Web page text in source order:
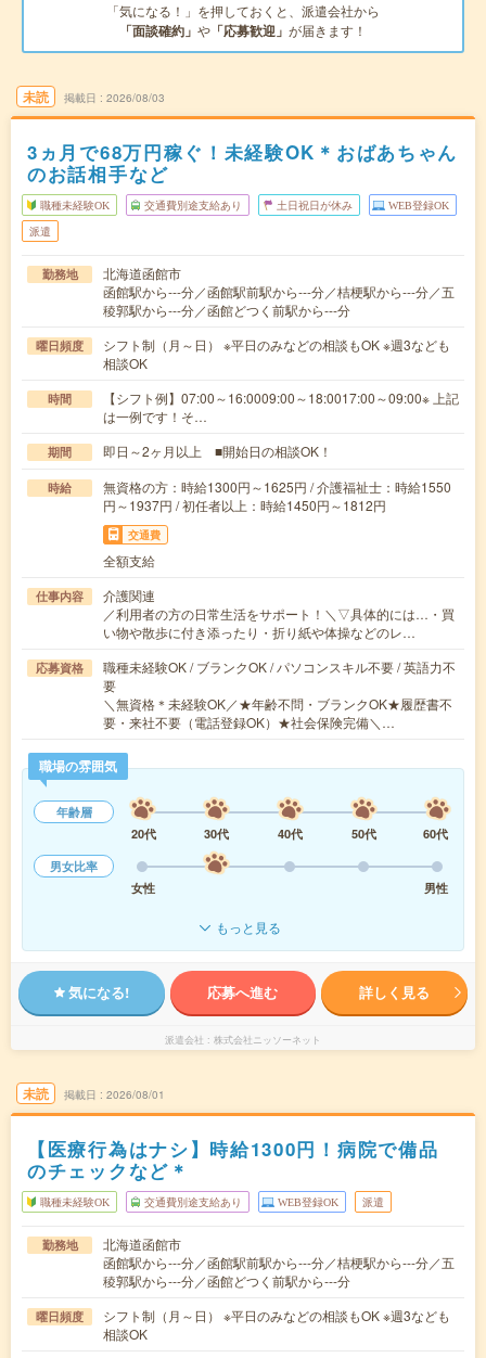
「気になる！」を押しておくと、派遣会社から
「面談確約」 や 「応募歓迎」 が届きます！
未読 掲載日 2026/08/03
3ヵ月で68万円稼ぐ！未経験OK＊おばあちゃん
のお話相手など
職種未経験OK 交通費別途支給あり 土日祝日が休み WEB登録OK
派遣
勤務地
北海道函館市
函館駅から---分／函館駅前駅から---分／桔梗駅から---分／五
稜郭駅から---分／函館どつく前駅から---分
曜日頻度
シフト制（月～日） ※平日のみなどの相談もOK ※週3なども
相談OK
時間
【シフト例】07:00～16:0009:00～18:0017:00～09:00※ 上記
は一例です！そ…
期間 即日～2ヶ月以上 ■開始日の相談OK！
時給
無資格の方：時給1300円～1625円 / 介護福祉士：時給1550
円～1937円 / 初任者以上：時給1450円～1812円
交通費
全額支給
仕事内容
介護関連
／利用者の方の日常生活をサポート！＼▽具体的には…・買
い物や散歩に付き添ったり・折り紙や体操などのレ…
応募資格
職種未経験OK / ブランクOK / パソコンスキル不要 / 英語力不
要
＼無資格＊未経験OK／★年齢不問・ブランクOK★履歴書不
要・来社不要（電話登録OK）★社会保険完備＼…
職場の雰囲気
年齢層
20代
30代 40代 50代
60代
男女比率
女性
男性
もっと見る
気になる! 応募へ進む 詳しく見る
派遣会社 株式会社ニッソーネット
未読 掲載日 2026/08/01
【医療行為はナシ】時給1300円！病院で備品
のチェックなど＊
職種未経験OK 交通費別途支給あり WEB登録OK 派遣
勤務地
北海道函館市
函館駅から---分／函館駅前駅から---分／桔梗駅から---分／五
稜郭駅から---分／函館どつく前駅から---分
曜日頻度
シフト制（月～日） ※平日のみなどの相談もOK ※週3なども
相談OK